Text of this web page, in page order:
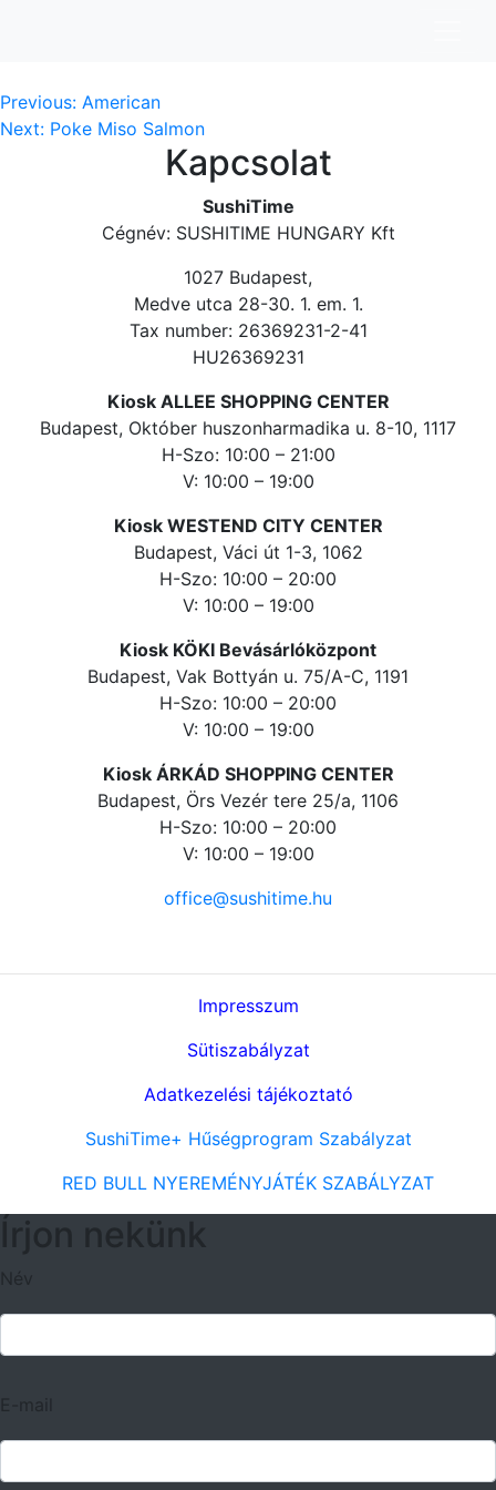
Bejegyzés
navigáció
Previous: American
Next: Poke Miso Salmon
Kapcsolat
SushiTime
Cégnév: SUSHITIME HUNGARY Kft
1027 Budapest,
Medve utca 28-30. 1. em. 1.
Tax number: 26369231-2-41
HU26369231
Kiosk ALLEE SHOPPING CENTER
Budapest, Október huszonharmadika u. 8-10, 1117
H-Szo: 10:00 – 21:00
V: 10:00 – 19:00
Kiosk WESTEND CITY CENTER
Budapest, Váci út 1-3, 1062
H-Szo: 10:00 – 20:00
V: 10:00 – 19:00
Kiosk KÖKI Bevásárlóközpont
Budapest, Vak Bottyán u. 75/A-C, 1191
H-Szo: 10:00 – 20:00
V: 10:00 – 19:00
Kiosk ÁRKÁD SHOPPING CENTER
Budapest, Örs Vezér tere 25/a, 1106
H-Szo: 10:00 – 20:00
V: 10:00 – 19:00
office@sushitime.hu
Impresszum
Sütiszabályzat
Adatkezelési tájékoztató
SushiTime+ Hűségprogram Szabályzat
RED BULL NYEREMÉNYJÁTÉK SZABÁLYZAT
Írjon nekünk
Név
E-mail